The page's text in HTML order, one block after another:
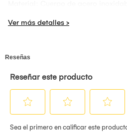
Voltaje: Funciona con 220-240V ~
bomba eléctrica, un interruptor de
Control de Temperatura: Incluye
Seguridad: Cuenta con apagado
protección contra funcionamiento
seguro para niños en los botones
luz LED que se ilumina durante el